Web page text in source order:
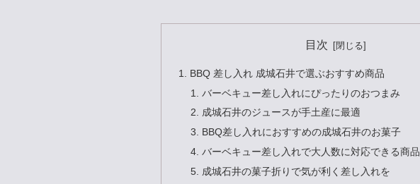
目次
BBQ 差し入れ 成城石井で選ぶおすすめ商品
バーベキュー差し入れにぴったりのおつまみ
成城石井のジュースが手土産に最適
BBQ差し入れにおすすめの成城石井のお菓子
バーベキュー差し入れで大人数に対応できる商品
成城石井の菓子折りで気が利く差し入れを